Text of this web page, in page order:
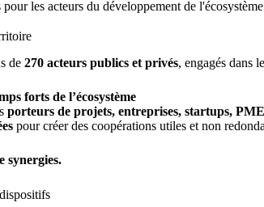
les acteurs du développement de l'écosystème
de 270 acteurs publics et privés, engagés dans
forts de l’écosystème
porteurs de projets, entreprises, startups,
pour créer des coopérations utiles et non
synergies.